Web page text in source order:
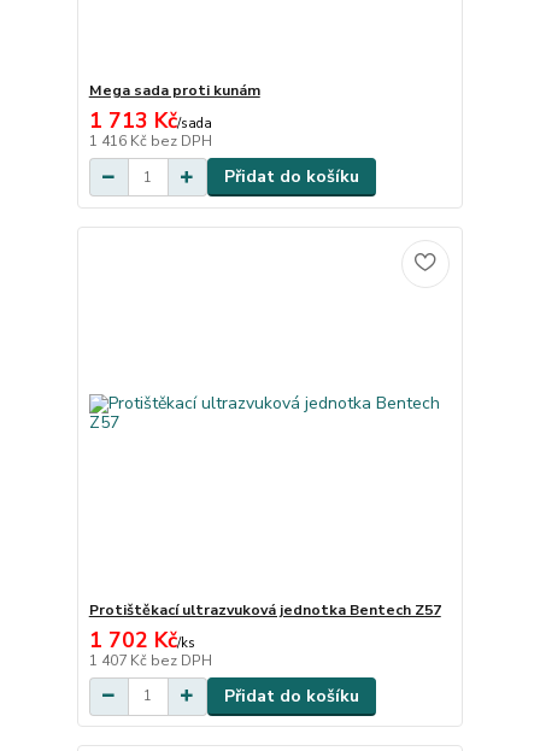
Mega sada proti kunám
1 713 Kč/sada
1 416 Kč bez DPH
Přidat do košíku
Protištěkací ultrazvuková jednotka Bentech Z57
1 702 Kč/ks
1 407 Kč bez DPH
Přidat do košíku